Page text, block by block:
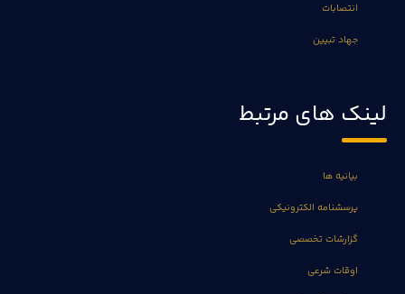
انتصابات
جهاد تبیین
لینک های مرتبط
بیانیه ها
پرسشنامه الکترونیکی
گزارشات تخصصی
اوقات شرعی